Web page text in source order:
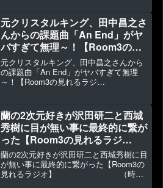
行）④ED▶413 👍20【Room3のオール
ナイ...
元クリスタルキング、田中昌之さ
んからの課題曲「An End」がヤ
バすぎて無理～！【Room3の見
れるラジオ】 （大
都会 蜃気楼 愛をとりもど
せ！ ユリア・・・永遠に an-
元クリスタルキング、田中昌之さんから
の課題曲「An End」がヤバすぎて無理
～！【Room3の見れるラジ
に an-end 時流）▶10158 👍190先
日、元クリスタルキ...
蘭の2次元好きが沢田研二と西城
秀樹に目が無い事に最終的に繋が
った【Room3の見れるラジ
オ】 （時の過行
くままに ヤングマン
TOKIO ブルースカイ・ブル
蘭の2次元好きが沢田研二と西城秀樹に目
が無い事に最終的に繋がった【Room3の
見れるラジオ】 （時の